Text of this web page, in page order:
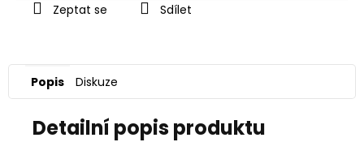
Zeptat se Sdílet
Popis Diskuze
Detailní popis produktu